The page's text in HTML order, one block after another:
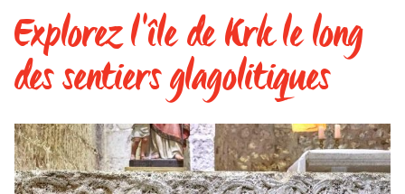
Explorez l'île de Krk le long
des sentiers glagolitiques